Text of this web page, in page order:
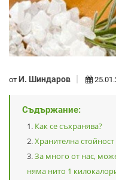
от И. Шиндаров
Съдържание:
Как се съхранява?
Хранителна
За много от нас,
няма нито 1